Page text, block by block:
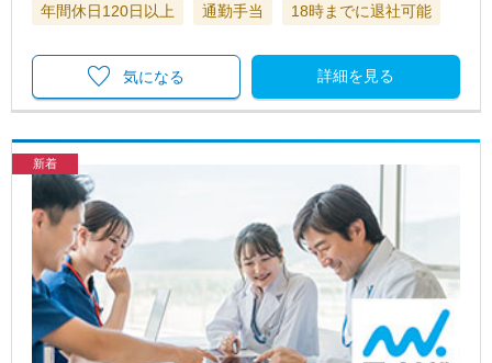
年間休日120日以上
通勤手当 18時までに退社可能
詳細を見る
気になる
新着